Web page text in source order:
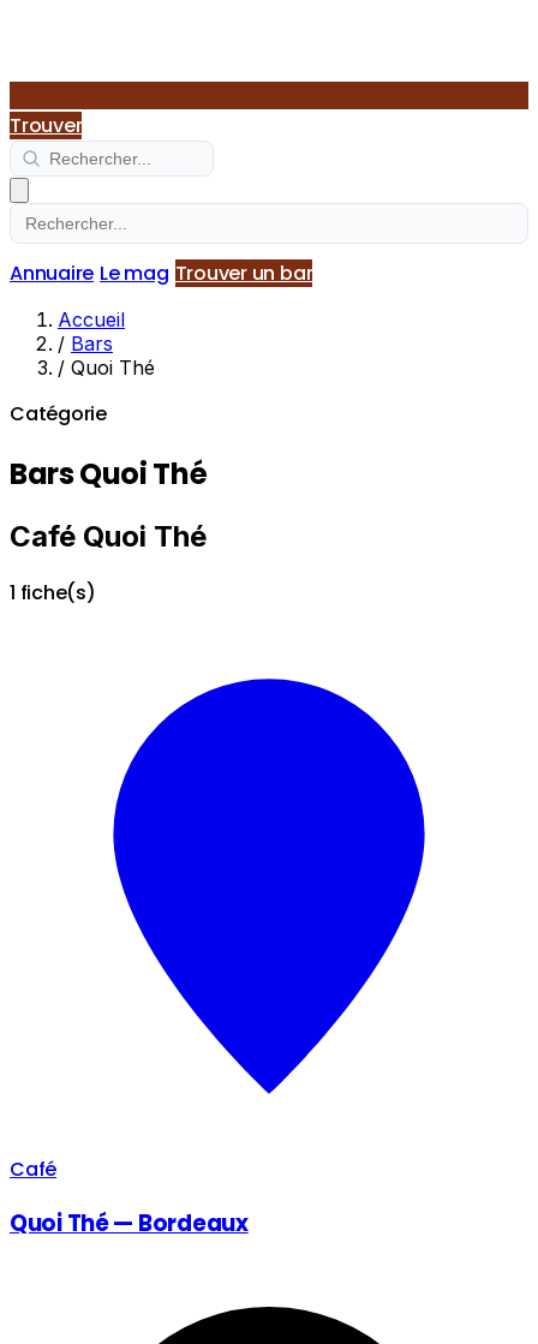
Trouver
Annuaire Le mag Trouver un bar
Accueil
/ Bars
/ Quoi Thé
Catégorie
Bars Quoi Thé
Café Quoi Thé
1 fiche(s)
Café
Quoi Thé — Bordeaux